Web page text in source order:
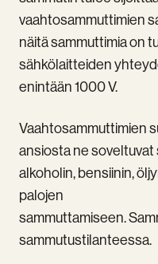
vaahtosammuttimien
näitä sammuttimia on
sähkölaitteiden
enintään 1000 V.
Vaahtosammuttimien
ansiosta ne
alkoholin, bensiinin,
palojen
sammuttamiseen.
sammutustilanteessa.